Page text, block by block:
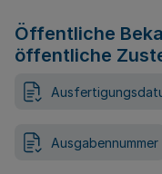
Öffentliche
öffentliche
Ausgabennummer